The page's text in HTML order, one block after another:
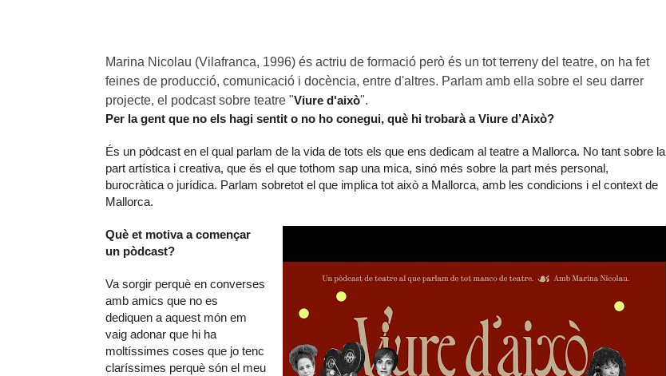
Marina Nicolau (Vilafranca, 1996) és actriu de formació però és un tot terreny del teatre, on ha fet
feines de producció, comunicació i docència, entre d'altres. Parlam amb ella sobre el seu darrer
projecte, el podcast sobre teatre "Viure d'això".
Per la gent que no els hagi sentit o no ho conegui, què hi trobarà a Viure d’Això?
És un pòdcast en el qual parlam de la vida de tots els que ens dedicam al teatre a Mallorca. No tant sobre la
part artística i creativa, que és el que tothom sap una mica, sinó més sobre la part més personal,
burocràtica o jurídica. Parlam sobretot el que implica tot això a Mallorca, amb les condicions i el context de
Mallorca.
Què et motiva a començar
un pòdcast?
Va sorgir perquè en converses
amb amics que no es
dediquen a aquest món em
vaig adonar que hi ha
moltíssimes coses que jo tenc
claríssimes perquè són el meu